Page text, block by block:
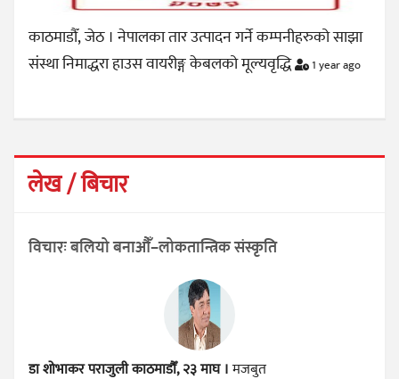
काठमाडौँ, जेठ । नेपालका तार उत्पादन गर्ने कम्पनीहरुको साझा
संस्था निमाद्धरा हाउस वायरीङ्ग केबलको मूल्यवृद्धि
1 year ago
लेख / बिचार
विचारः बलियो बनाऔँ–लोकतान्त्रिक संस्कृति
डा शोभाकर पराजुलीकाठमाडौँ, २३ माघ ।मजबुत